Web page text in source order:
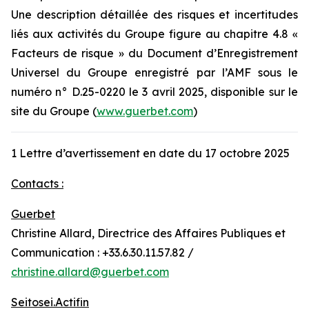
Une description détaillée des risques et incertitudes
liés aux activités du Groupe figure au chapitre 4.8 «
Facteurs de risque » du Document d’Enregistrement
Universel du Groupe enregistré par l’AMF sous le
numéro n° D.25-0220 le 3 avril 2025, disponible sur le
site du Groupe (www.guerbet.com)
1 Lettre d’avertissement en date du 17 octobre 2025
Contacts :
Guerbet
Christine Allard, Directrice des Affaires Publiques et
Communication : +33.6.30.11.57.82 /
christine.allard@guerbet.com
Seitosei.Actifin